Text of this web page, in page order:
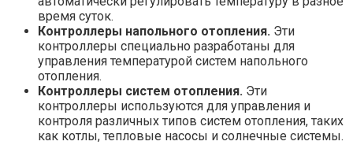
время суток.
Контроллеры напольного отопления. Эти
контроллеры специально разработаны для
управления температурой систем напольного
отопления.
Контроллеры систем отопления. Эти
контроллеры используются для управления и
контроля различных типов систем отопления, таких
как котлы, тепловые насосы и солнечные системы.